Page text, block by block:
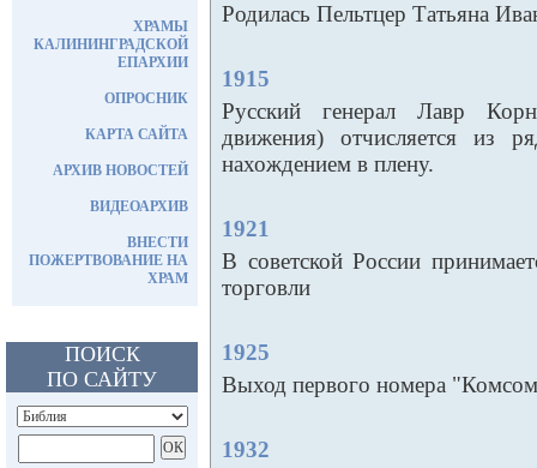
ХРАМЫ
КАЛИНИНГРАДСКОЙ
ЕПАРХИИ
ОПРОСНИК
КАРТА САЙТА
АРХИВ НОВОСТЕЙ
ВИДЕОАРХИВ
ВНЕСТИ
ПОЖЕРТВОВАНИЕ НА
ХРАМ
ПОИСК
ПО САЙТУ
Родилась Пельтцер Татьяна
1915
Русский генерал Лавр
движения) отчисляется из
нахождением в плену.
1921
В советской России
торговли
1925
Выход первого номера
1932